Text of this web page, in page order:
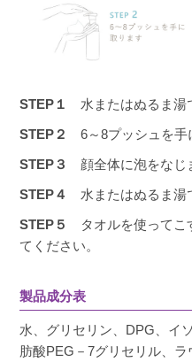
STEP１
水またはぬるま湯
STEP２
6～8プッシュを手
STEP３
顔全体に泡をなじ
STEP４
水またはぬるま湯
STEP５
タオルを使ってこ
てください。
製品成分表
水、グリセリン、DPG、イ
肪酸PEG－7グリセリル、ラ